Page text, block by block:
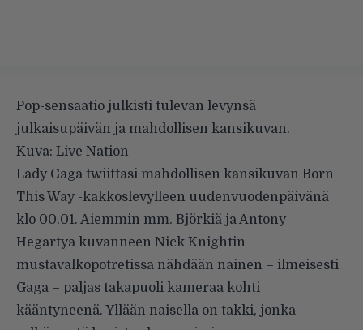
Pop-sensaatio julkisti tulevan levynsä
julkaisupäivän ja mahdollisen kansikuvan.
Kuva: Live Nation
Lady Gaga twiittasi mahdollisen kansikuvan Born
This Way -kakkoslevylleen uudenvuodenpäivänä
klo 00.01. Aiemmin mm. Björkiä jaAntony
Hegartya kuvanneen Nick Knightin
mustavalkopotretissa nähdään nainen – ilmeisesti
Gaga – paljas takapuoli kameraa kohti
kääntyneenä. Yllään naisella on takki, jonka